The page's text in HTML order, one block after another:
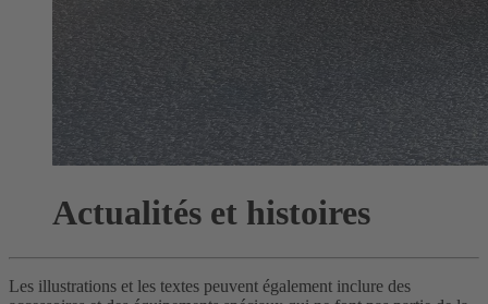
Actualités et histoires
Les illustrations et les textes peuvent également inclure des